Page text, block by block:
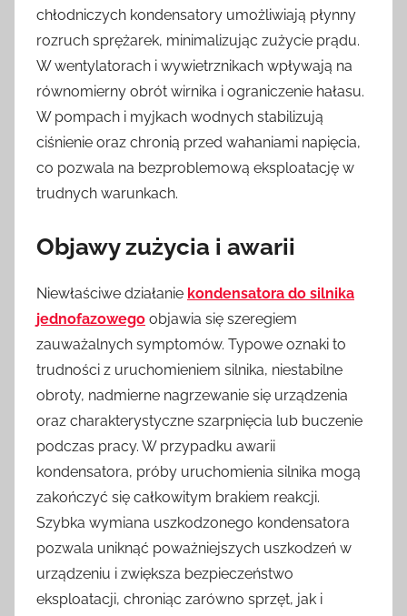
chłodniczych kondensatory umożliwiają płynny
rozruch sprężarek, minimalizując zużycie prądu.
W wentylatorach i wywietrznikach wpływają na
równomierny obrót wirnika i ograniczenie hałasu.
W pompach i myjkach wodnych stabilizują
ciśnienie oraz chronią przed wahaniami napięcia,
co pozwala na bezproblemową eksploatację w
trudnych warunkach.
Objawy zużycia i awarii
Niewłaściwe działanie kondensatora do silnika
jednofazowego objawia się szeregiem
zauważalnych symptomów. Typowe oznaki to
trudności z uruchomieniem silnika, niestabilne
obroty, nadmierne nagrzewanie się urządzenia
oraz charakterystyczne szarpnięcia lub buczenie
podczas pracy. W przypadku awarii
kondensatora, próby uruchomienia silnika mogą
zakończyć się całkowitym brakiem reakcji.
Szybka wymiana uszkodzonego kondensatora
pozwala uniknąć poważniejszych uszkodzeń w
urządzeniu i zwiększa bezpieczeństwo
eksploatacji, chroniąc zarówno sprzęt, jak i